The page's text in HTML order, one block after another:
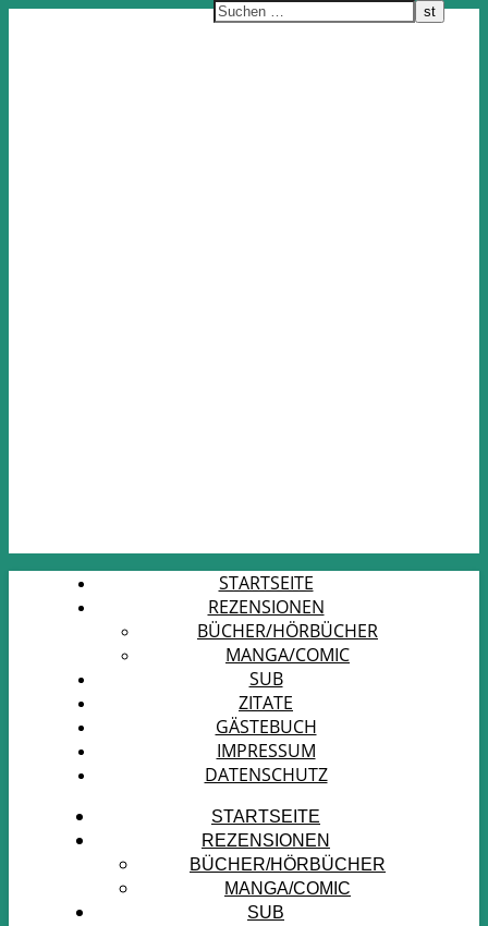
STARTSEITE
REZENSIONEN
BÜCHER/HÖRBÜCHER
MANGA/COMIC
SUB
ZITATE
GÄSTEBUCH
IMPRESSUM
DATENSCHUTZ
STARTSEITE
REZENSIONEN
BÜCHER/HÖRBÜCHER
MANGA/COMIC
SUB